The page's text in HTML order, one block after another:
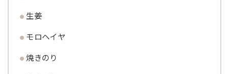
生姜
モロヘイヤ
焼きのり